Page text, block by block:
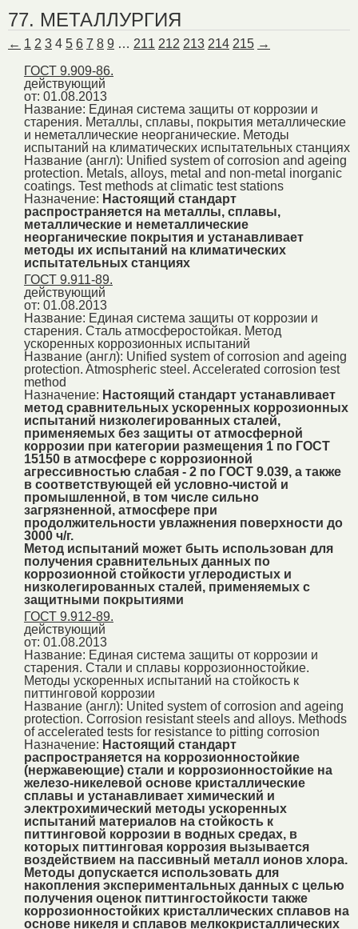
77. МЕТАЛЛУРГИЯ
← 1 2 3 4 5 6 7 8 9 … 211 212 213 214 215 →
ГОСТ 9.909-86.
действующий
от: 01.08.2013
Название: Единая система защиты от коррозии и
старения. Металлы, сплавы, покрытия металлические
и неметаллические неорганические. Методы
испытаний на климатических испытательных станциях
Название (англ): Unified system of corrosion and ageing
protection. Metals, alloys, metal and non-metal inorganic
coatings. Test methods at climatic test stations
Назначение: Настоящий стандарт
распространяется на металлы, сплавы,
металлические и неметаллические
неорганические покрытия и устанавливает
методы их испытаний на климатических
испытательных станциях
ГОСТ 9.911-89.
действующий
от: 01.08.2013
Название: Единая система защиты от коррозии и
старения. Сталь атмосферостойкая. Метод
ускоренных коррозионных испытаний
Название (англ): Unified system of corrosion and ageing
protection. Atmospheric steel. Accelerated corrosion test
method
Назначение: Настоящий стандарт устанавливает
метод сравнительных ускоренных коррозионных
испытаний низколегированных сталей,
применяемых без защиты от атмосферной
коррозии при категории размещения 1 по ГОСТ
15150 в атмосфере с коррозионной
агрессивностью слабая - 2 по ГОСТ 9.039, а также
в соответствующей ей условно-чистой и
промышленной, в том числе сильно
загрязненной, атмосфере при
продолжительности увлажнения поверхности до
3000 ч/г.
Метод испытаний может быть использован для
получения сравнительных данных по
коррозионной стойкости углеродистых и
низколегированных сталей, применяемых с
защитными покрытиями
ГОСТ 9.912-89.
действующий
от: 01.08.2013
Название: Единая система защиты от коррозии и
старения. Стали и сплавы коррозионностойкие.
Методы ускоренных испытаний на стойкость к
питтинговой коррозии
Название (англ): United system of corrosion and ageing
protection. Corrosion resistant steels and alloys. Methods
of accelerated tests for resistance to pitting corrosion
Назначение: Настоящий стандарт
распространяется на коррозионностойкие
(нержавеющие) стали и коррозионностойкие на
железо-никелевой основе кристаллические
сплавы и устанавливает химический и
электрохимический методы ускоренных
испытаний материалов на стойкость к
питтинговой коррозии в водных средах, в
которых питтинговая коррозия вызывается
воздействием на пассивный металл ионов хлора.
Методы допускается использовать для
накопления экспериментальных данных с целью
получения оценок питтингостойкости также
коррозионностойких кристаллических сплавов на
основе никеля и сплавов мелкокристаллических